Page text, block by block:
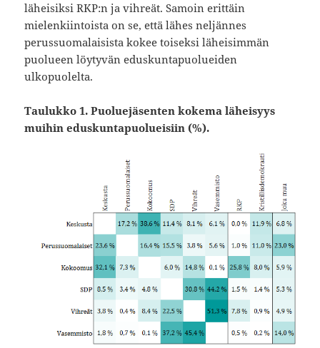
läheisiksi RKP:n ja vihreät. Samoin erittäin
mielenkiintoista on se, että lähes neljännes
perussuomalaisista kokee toiseksi läheisimmän
puolueen löytyvän eduskuntapuolueiden
ulkopuolelta.
Taulukko 1. Puoluejäsenten kokema läheisyys
muihin eduskuntapuolueisiin (%).